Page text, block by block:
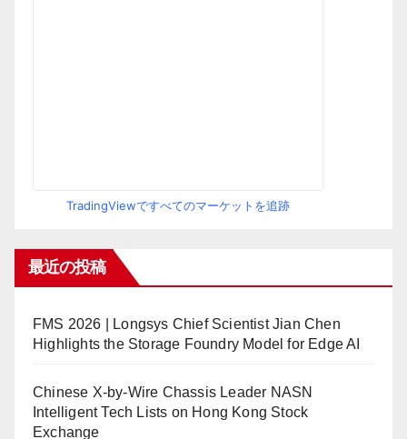
TradingViewですべてのマーケットを追跡
最近の投稿
FMS 2026 | Longsys Chief Scientist Jian Chen
Highlights the Storage Foundry Model for Edge AI
Chinese X-by-Wire Chassis Leader NASN
Intelligent Tech Lists on Hong Kong Stock
Exchange